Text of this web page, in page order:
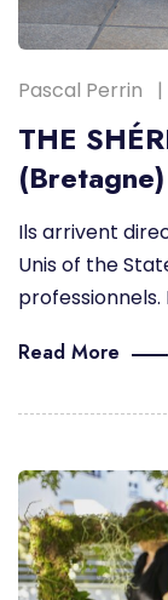
Pascal Perrin
THE
(Bretagne)
Ils arrivent
Unis of the
Read More